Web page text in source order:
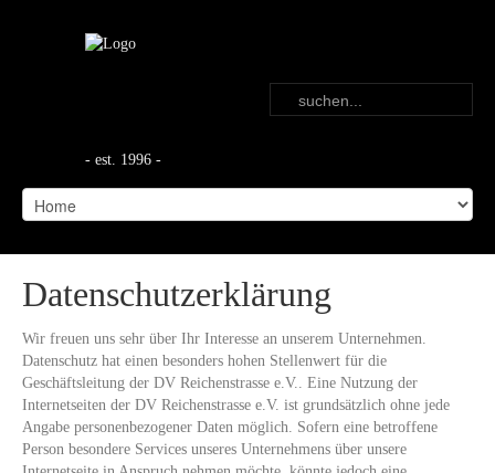
- est. 1996 -
Datenschutzerklärung
Wir freuen uns sehr über Ihr Interesse an unserem Unternehmen.
Datenschutz hat einen besonders hohen Stellenwert für die
Geschäftsleitung der DV Reichenstrasse e.V.. Eine Nutzung der
Internetseiten der DV Reichenstrasse e.V. ist grundsätzlich ohne jede
Angabe personenbezogener Daten möglich. Sofern eine betroffene
Person besondere Services unseres Unternehmens über unsere